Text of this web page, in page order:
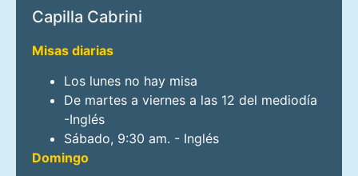
Capilla Cabrini
Misas diarias
Los lunes no hay misa
De martes a viernes a las 12 del mediodía
-Inglés
Sábado, 9:30 am. - Inglés
Domingo